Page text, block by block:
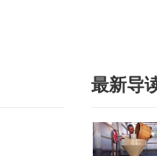
最新导